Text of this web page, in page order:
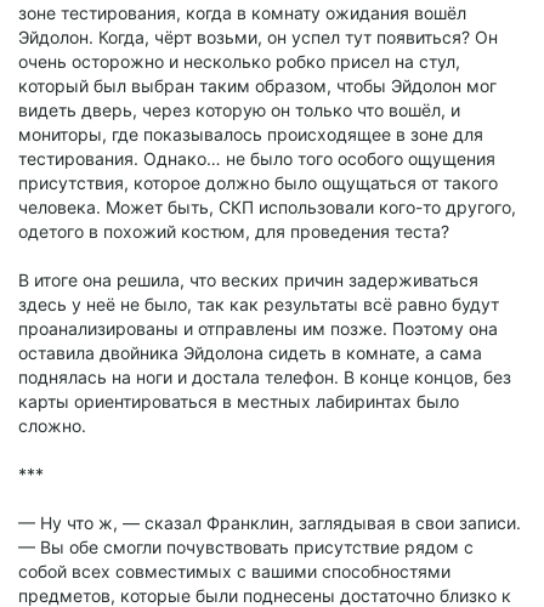
зоне тестирования, когда в комнату ожидания вошёл
Эйдолон. Когда, чёрт возьми, он успел тут появиться? Он
очень осторожно и несколько робко присел на стул,
который был выбран таким образом, чтобы Эйдолон мог
видеть дверь, через которую он только что вошёл, и
мониторы, где показывалось происходящее в зоне для
тестирования. Однако… не было того особого ощущения
присутствия, которое должно было ощущаться от такого
человека. Может быть, СКП использовали кого-то другого,
одетого в похожий костюм, для проведения теста?
В итоге она решила, что веских причин задерживаться
здесь у неё не было, так как результаты всё равно будут
проанализированы и отправлены им позже. Поэтому она
оставила двойника Эйдолона сидеть в комнате, а сама
поднялась на ноги и достала телефон. В конце концов, без
карты ориентироваться в местных лабиринтах было
сложно.
***
— Ну что ж, — сказал Франклин, заглядывая в свои записи.
— Вы обе смогли почувствовать присутствие рядом с
собой всех совместимых с вашими способностями
предметов, которые были поднесены достаточно близко к